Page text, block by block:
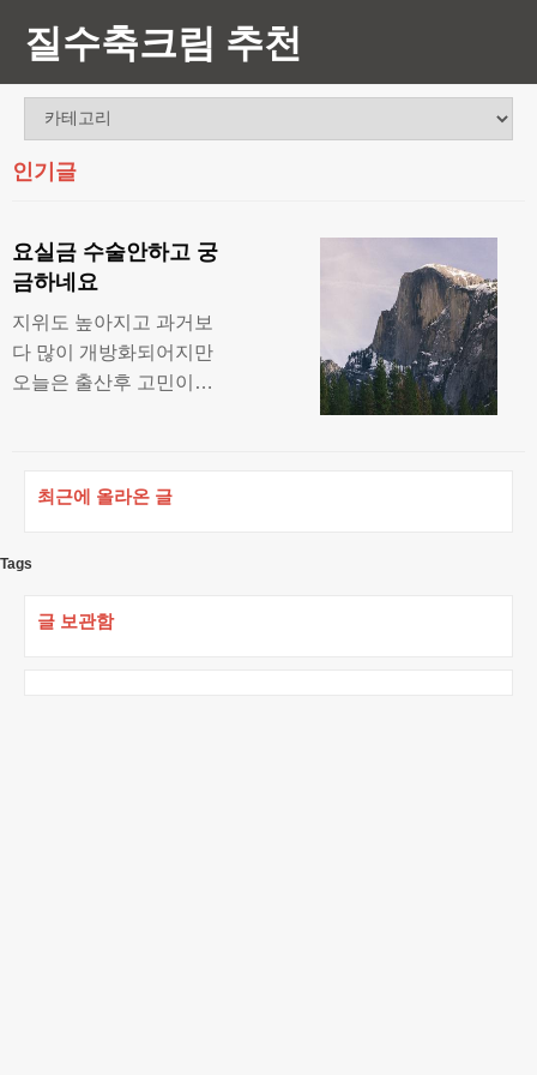
질수축크림 추천
인기글
요실금 수술안하고 궁
금하네요
지위도 높아지고 과거보
다 많이 개방화되어지만
오늘은 출산후 고민이되
들이 자신에게 성기능 질
최근에 올라온 글
Tags
글 보관함